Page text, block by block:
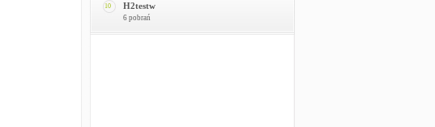
10 H2testw
6 pobrań